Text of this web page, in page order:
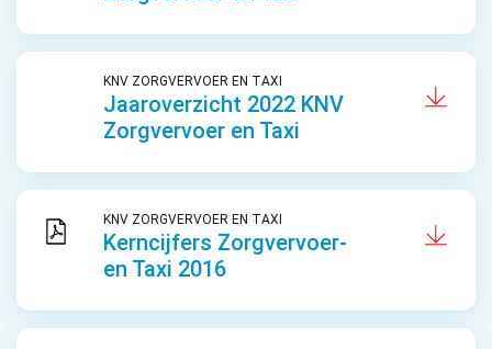
KNV ZORGVERVOER EN TAXI
Jaaroverzicht 2022 KNV
Zorgvervoer en Taxi
KNV ZORGVERVOER EN TAXI
Kerncijfers Zorgvervoer-
en Taxi 2016